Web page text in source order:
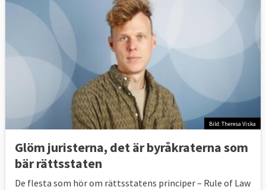
Bild: Theresa Viska
Glöm juristerna, det är byråkraterna som
bär rättsstaten
De flesta som hör om rättsstatens principer – Rule of Law